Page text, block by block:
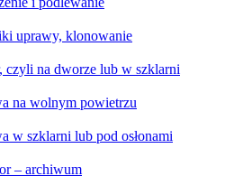
klonowanie
na dworze lub w szklarni
wolnym powietrzu
lub pod osłonami
archiwum